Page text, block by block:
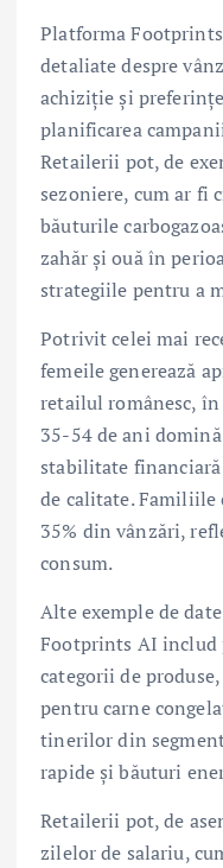
Platforma
detaliate despre
achiziție și
planificarea
Retailerii pot, de
sezoniere, cum ar fi
băuturile
zahăr și ouă în
strategiile pentru a
Potrivit celei mai
femeile generează
retailul românesc,
35-54 de ani
stabilitate
de calitate. Familiile
35% din vânzări,
consum.
Alte exemple de
Footprints AI includ
categorii de
pentru carne
tinerilor din
rapide și băuturi
Retailerii pot, de
zilelor de salariu,